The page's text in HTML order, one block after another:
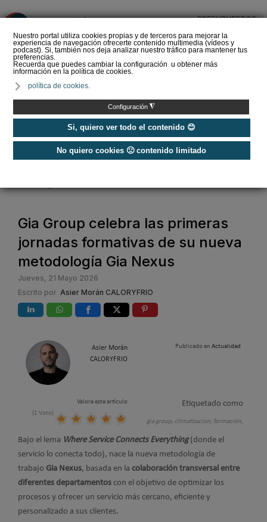
Nuestro portal utiliza cookies propias y de terceros para mejorar la
experiencia de navegación ofrecerte contenido multimedia (vídeos y
podcast). Si, también nos deja analizar nuestro tráfico para mantener tus
preferencias.
Recuerda que puedes cambiar la configuración u obtener más
información en la política de cookies.
política de cookies.
Configuración ◮
Si, quiero ver todo el contenido 😊
No quiero cookies 🙁 contenido limitado
PRESUPUESTOS
del Amperio (Episodio 3)
Noticias / Actualidad
/
Gia Group celebra las primeras
jornadas formativas de su nueva
metodología Gia Nexus
Jueves, 21 Mayo 2026
Escrito por Asier Morán CALORYFRIO
Asier Morán
CALORYFRIO
Publicado en Actualidad
Valora este artículo
(1 Voto)
Etiquetado como
gia group, climatización, formación,
Bajo el lema Where Service Connects Everything(donde el
servicio lo conecta todo), nace la nueva metodología de
trabajo Gia Nexus, basada en la colaboración transversal entre
diferentes departamentos con el objetivo de optimizar los
procesos y ofrecer un servicio más cercano, eficiente y
personalizado a sus clientes.